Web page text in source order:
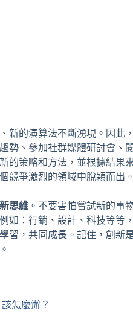
新的演算法不斷湧現。因此
勢、參加社群媒體研討會、
的策略和方法，並根據結果
競爭激烈的領域中脫穎而出。
思維 。不要害怕嘗試新的事
如：行銷、設計、科技等等
習，共同成長。記住，創新
怎麼辦？